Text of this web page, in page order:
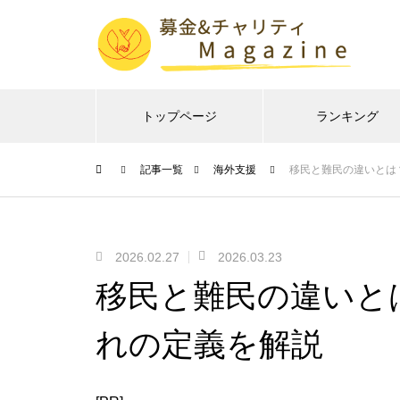
トップページ ランキング
記事一覧 海外支援 移民と難民の違いと
2026.02.27 2026.03.23
移民と難民の違い
れの定義を解説